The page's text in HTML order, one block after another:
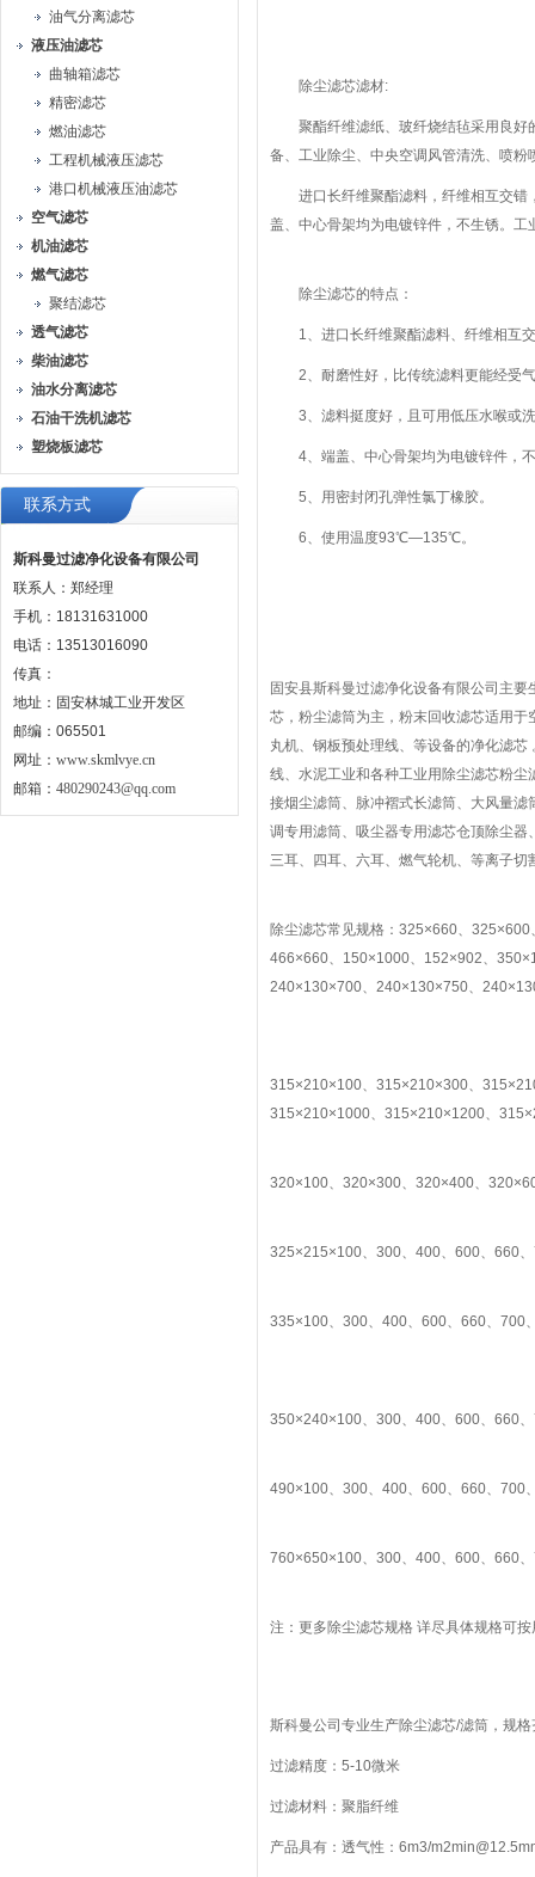
油气分离滤芯
液压油滤芯
曲轴箱滤芯
精密滤芯
燃油滤芯
工程机械液压滤芯
港口机械液压油滤芯
空气滤芯
机油滤芯
燃气滤芯
聚结滤芯
透气滤芯
柴油滤芯
油水分离滤芯
石油干洗机滤芯
塑烧板滤芯
联系方式
斯科曼过滤净化设备有限公司
联系人：郑经理
手机：18131631000
电话：13513016090
传真：
地址：固安林城工业开发区
邮编：065501
网址： www.skmlvye.cn
邮箱： 480290243@qq.com
除尘滤芯滤材:
聚酯纤维滤纸、玻纤烧结毡采用良好
备、工业除尘、中央空调风管清洗、喷
进口长纤维聚酯滤料，纤维相互交错
盖、中心骨架均为电镀锌件，不生锈。
除尘滤芯的特点：
1、进口长纤维聚酯滤料、纤维相互交
2、耐磨性好，比传统滤料更能经受气
3、滤料挺度好，且可用低压水喉或洗
4、端盖、中心骨架均为电镀锌件，
5、用密封闭孔弹性氯丁橡胶。
6、使用温度93℃—135℃。
固安县斯科曼过滤净化设备有限公司主
芯，粉尘滤筒为主，粉末回收滤芯适用
丸机、钢板预处理线、等设备的净化滤
线、水泥工业和各种工业用除尘滤芯粉
接烟尘滤筒、脉冲褶式长滤筒、大风量
调专用滤筒、吸尘器专用滤芯仓顶除尘
三耳、四耳、六耳、燃气轮机、等离子
除尘滤芯常见规格：325×660、
466×660、150×1000、152×902、
240×130×700、240×130×750、
315×210×100、315×210×300、
315×210×1000、315×210×1200、
320×100、320×300、320×400、
325×215×100、300、400、600、660
335×100、300、400、600、660、700
350×240×100、300、400、600、660
490×100、300、400、600、660、700
760×650×100、300、400、600、660
注：更多除尘滤芯规格 详尽具体规格可
斯科曼公司专业生产除尘滤芯/滤筒，规
过滤精度：5-10微米
过滤材料：聚脂纤维
产品具有：透气性：6m3/